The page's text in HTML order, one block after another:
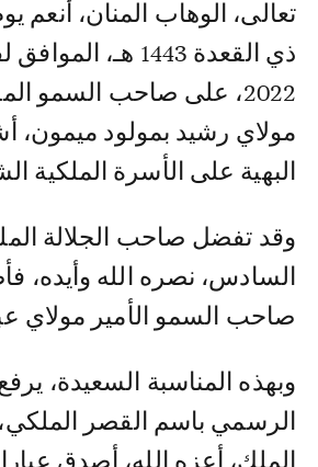
تعالى، الوهاب المنان، أنعم
ذي القعدة 1443 هـ،
2022، على صاحب السمو
مولاي رشيد بمولود ميمون،
البهية على الأسرة الملكية
وقد تفضل صاحب الجلالة
السادس، نصره الله وأيده،
صاحب السمو الأمير مولاي
وبهذه المناسبة السعيدة،
الرسمي باسم القصر الملكي،